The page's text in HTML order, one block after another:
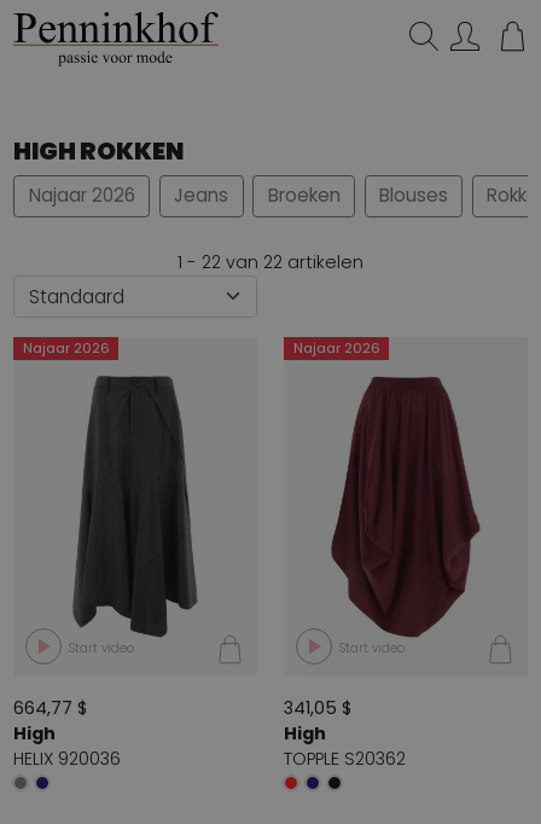
HIGH ROKKEN
Najaar 2026 Jeans Broeken Blouses
1 - 22 van 22 artikelen
Najaar 2026
Start video
664,77 $
High
HELIX 920036
Najaar 2026
Start video
341,05 $
High
TOPPLE S20362